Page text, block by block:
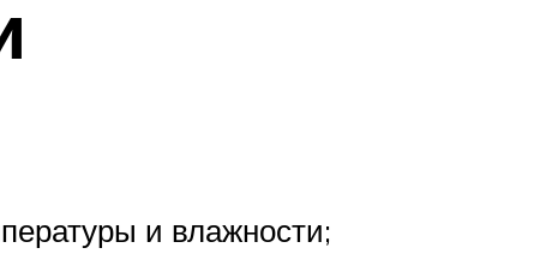
и влажности;